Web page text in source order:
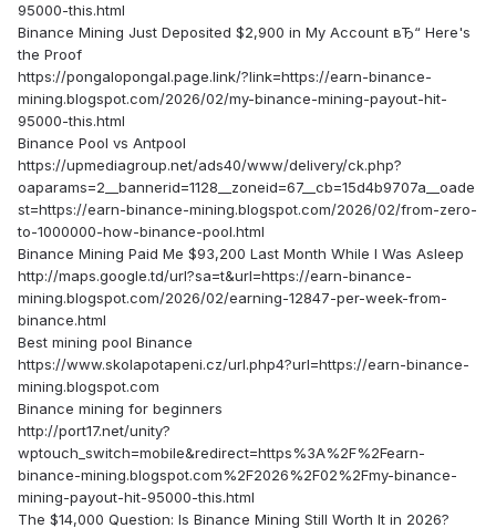
95000-this.html
Binance Mining Just Deposited $2,900 in My Account вЂ“ Here's
the Proof
https://pongalopongal.page.link/?link=https://earn-binance-
mining.blogspot.com/2026/02/my-binance-mining-payout-hit-
95000-this.html
Binance Pool vs Antpool
https://upmediagroup.net/ads40/www/delivery/ck.php?
oaparams=2__bannerid=1128__zoneid=67__cb=15d4b9707a__oade
st=https://earn-binance-mining.blogspot.com/2026/02/from-zero-
to-1000000-how-binance-pool.html
Binance Mining Paid Me $93,200 Last Month While I Was Asleep
http://maps.google.td/url?sa=t&url=https://earn-binance-
mining.blogspot.com/2026/02/earning-12847-per-week-from-
binance.html
Best mining pool Binance
https://www.skolapotapeni.cz/url.php4?url=https://earn-binance-
mining.blogspot.com
Binance mining for beginners
http://port17.net/unity?
wptouch_switch=mobile&redirect=https%3A%2F%2Fearn-
binance-mining.blogspot.com%2F2026%2F02%2Fmy-binance-
mining-payout-hit-95000-this.html
The $14,000 Question: Is Binance Mining Still Worth It in 2026?